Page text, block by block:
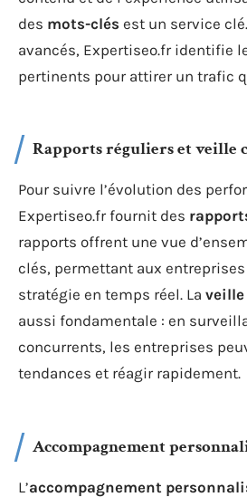
des mots-clés est un service
avancés, Expertiseo.fr identifie
pertinents pour attirer un trafic
Rapports réguliers et veille
Pour suivre l’évolution des
Expertiseo.fr fournit des
rapports offrent une vue
clés, permettant aux
stratégie en temps réel. La
aussi fondamentale : en
concurrents, les entreprises
tendances et réagir rapidement.
Accompagnement
L’accompagnement